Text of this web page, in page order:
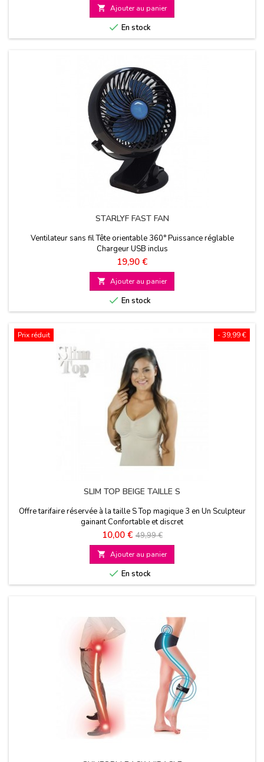
 Ajouter au panier
 En stock
STARLYF FAST FAN
Ventilateur sans fil Tête orientable 360° Puissance réglable
Chargeur USB inclus
Prix
19,90 €
 Ajouter au panier
 En stock
- 39,99 €
Prix réduit
SLIM TOP BEIGE TAILLE S
Offre tarifaire réservée à la taille S Top magique 3 en Un Sculpteur
gainant Confortable et discret
Prix
10,00 € Prix
de
base
49,99 €
 Ajouter au panier
 En stock